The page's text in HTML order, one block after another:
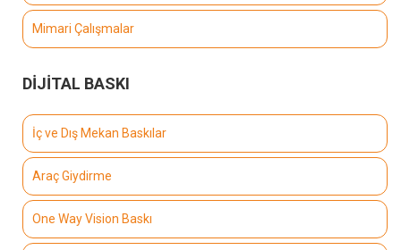
Mimari Çalışmalar
DİJİTAL BASKI
İç ve Dış Mekan Baskılar
Araç Giydirme
One Way Vision Baskı